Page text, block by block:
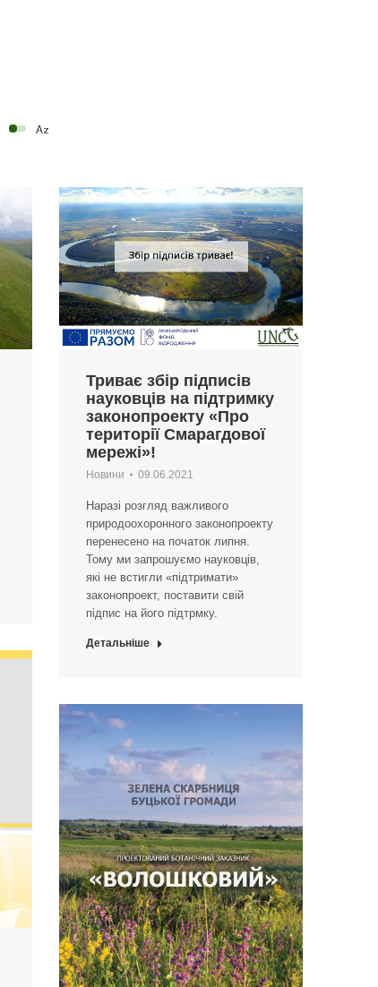
Триває збір підписів
науковців на підтримку
законопроекту «Про
території Смарагдової
мережі»!
Новини 09.06.2021
Наразі розгляд важливого
природоохоронного законопроекту
перенесено на початок липня.
Тому ми запрошуємо науковців,
які не встигли «підтримати»
законопроект, поставити свій
підпис на його підтрмку.
Детальніше